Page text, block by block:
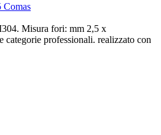
Comas
Misura fori: mm 2,5 x
categorie professionali. realizzato con